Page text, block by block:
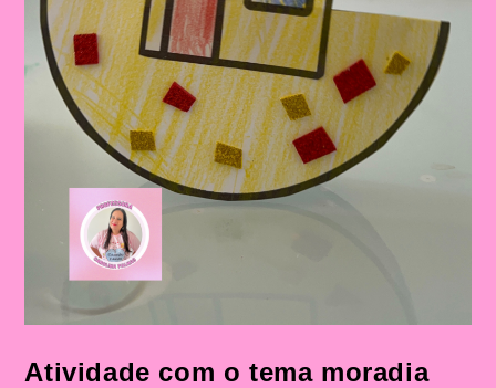
Atividade com o tema moradia